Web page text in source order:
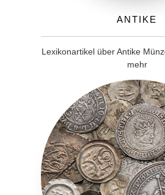
Antike
Lexikonartikel über Antike
mehr